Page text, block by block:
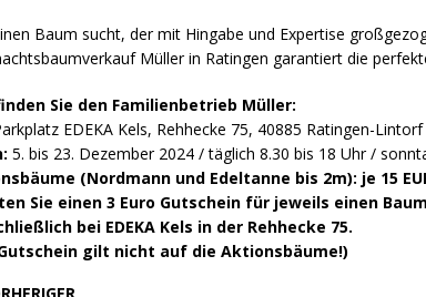
Baum sucht, der mit Hingabe und Expertise
Müller in Ratingen garantiert die
Sie den Familienbetrieb Müller:
EDEKA Kels, Rehhecke 75, 40885 Ratingen-Lintorf
5. bis 23. Dezember 2024 / täglich 8.30 bis 18 Uhr /
(Nordmann und Edeltanne bis 2m): je 15
Sie einen 3 Euro Gutschein für jeweils einen
bei EDEKA Kels in der Rehhecke 75.
gilt nicht auf die Aktionsbäume!)